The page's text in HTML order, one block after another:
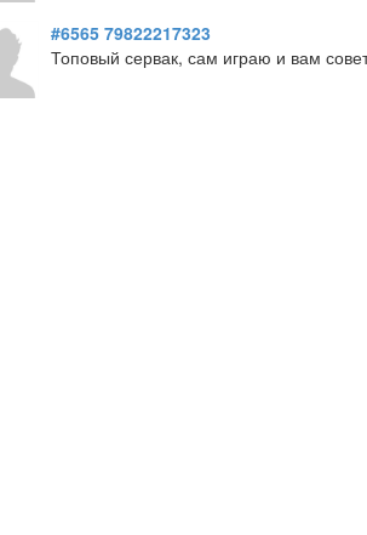
#6565 79822217323
Топовый сервак, сам играю и вам